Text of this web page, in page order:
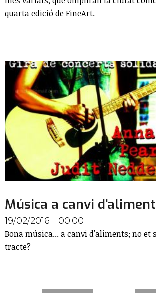
quarta edició de FineArt.
Música a canvi
19/02/2016 - 00:00
Bona música... a canvi d'aliments; no et
tracte?